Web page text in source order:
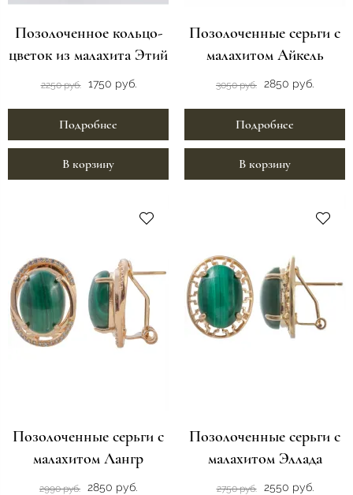
Позолоченное кольцо-
цветок из малахита Этий
2250 руб. 1750 руб.
Подробнее
В корзину
Позолоченные серьги с
малахитом Айкель
3050 руб. 2850 руб.
Подробнее
В корзину
Позолоченные серьги с
малахитом Лангр
2990 руб. 2850 руб.
Позолоченные серьги с
малахитом Эллада
2750 руб. 2550 руб.